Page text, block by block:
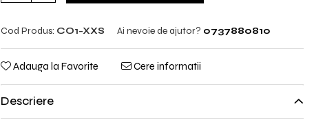
Cod Produs: CO1-XXS Ai nevoie de ajutor? 0737880810
Adauga la Favorite Cere informatii
Descriere